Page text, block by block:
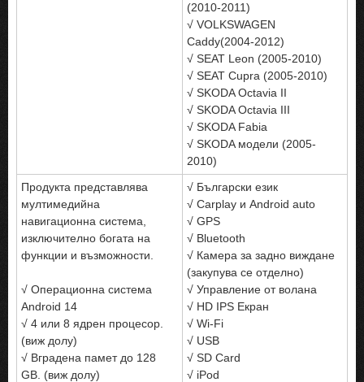
(2010‐2011)
√ VOLKSWAGEN
Caddy(2004‐2012)
√ SEAT Leon (2005-2010)
√ SEAT Cupra (2005-2010)
√ SKODA Octavia II
√ SKODA Octavia III
√ SKODA Fabia
√ SKODA модели (2005-
2010)
Продукта представлява
мултимедийна
навигационна система,
изключително богата на
функции и възможности.
√ Операционна система
Android 14
√ 4 или 8 ядрен процесор.
(виж долу)
√ Вградена памет до 128
GB. (виж долу)
√ Български език
√ Carplay и Android auto
√ GPS
√ Bluetooth
√ Камера за задно виждане
(закупува се отделно)
√ Управление от волана
√ HD IPS Екран
√ Wi-Fi
√ USB
√ SD Card
√ iPod